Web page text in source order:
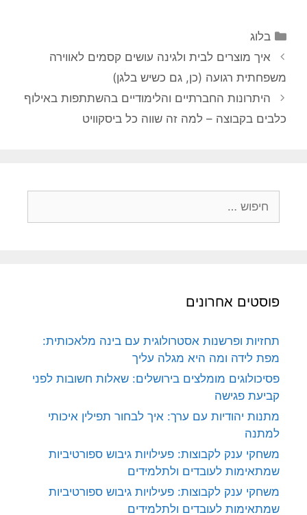
קטגוריות
בלוג
איך מוצרים לבית ולגינה עושים קסמים לאווירה
משפחתית רגועה (כן, גם כשיש בלגן)
היתרונות החברתיים והלימודיים בהשתתפות באילוף
כלבים בקבוצה – למה זה שווה כל ביסקוויט
פוסטים אחרונים
תחזיות ופרשנות אסטרולוגית עם בינה מלאכותית:
מפת לידה ומה היא מגלה עליך
פסיכולוגים מומלצים בירושלים: שאלות חשובות לפני
קביעת פגישה
מתנות יהודיות עם ערך: איך לבחור תפילין איכותי
למתנה
משחקי ענק לקבוצות: פעילויות גיבוש ספורטיביות
שמתאימות לעובדים ולתלמידים
משחקי ענק לקבוצות: פעילויות גיבוש ספורטיביות
שמתאימות לעובדים ולתלמידים